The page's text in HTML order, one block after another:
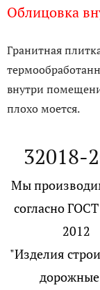
Облицовка
Гранитная
внутри
плохо моется.
32018-
Мы
согласно
2012
"Изделия